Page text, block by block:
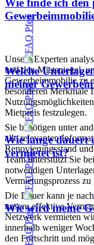
Wie finde ich den
Unsere Experten
und den Mietspiegel,
Gewerbeimmobilie zu
besonderen Merkmale
Mietpreis festzulegen.
Welche
meiner
Sie benötigen unter
alle relevanten
Renovierungsstand
Team unterstützt Sie
notwendigen
Vermietungsprozess
Wie lange dauert
vermietet ist?
Die Dauer kann je
unsere effektive
Netzwerk vermieten
innerhalb weniger
den Fortschritt und
Wie wird meine